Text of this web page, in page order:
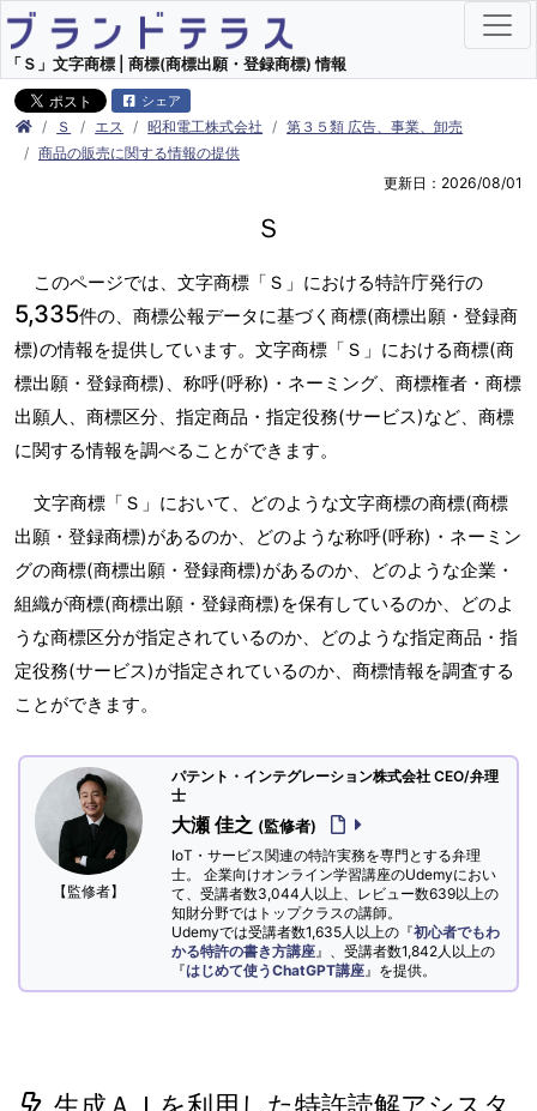
「Ｓ」文字商標 | 商標(商標出願・登録商標) 情報
シェア
Ｓ エス 昭和電工株式会社
第３５類 広告、事業、卸売
商品の販売に関する情報の提供
更新日：2026/08/01
Ｓ
このページでは、文字商標「Ｓ」における特許庁発行の
5,335件の、商標公報データに基づく商標(商標出願・登録商
標)の情報を提供しています。文字商標「Ｓ」における商標(商
標出願・登録商標)、称呼(呼称)・ネーミング、商標権者・商標
出願人、商標区分、指定商品・指定役務(サービス)など、商標
に関する情報を調べることができます。
文字商標「Ｓ」において、どのような文字商標の商標(商標
出願・登録商標)があるのか、どのような称呼(呼称)・ネーミン
グの商標(商標出願・登録商標)があるのか、どのような企業・
組織が商標(商標出願・登録商標)を保有しているのか、どのよ
うな商標区分が指定されているのか、どのような指定商品・指
定役務(サービス)が指定されているのか、商標情報を調査する
ことができます。
【監修者】
パテント・インテグレーション株式会社 CEO/弁理
士
大瀬 佳之 (監修者)
IoT・サービス関連の特許実務を専門とする弁理
士。 企業向けオンライン学習講座のUdemyにおい
て、受講者数3,044人以上、レビュー数639以上の
知財分野ではトップクラスの講師。
Udemyでは受講者数1,635人以上の『初心者でもわ
かる特許の書き方講座 』、受講者数1,842人以上の
『はじめて使うChatGPT講座 』を提供。
生成ＡＩを利用した特許読解アシスタ